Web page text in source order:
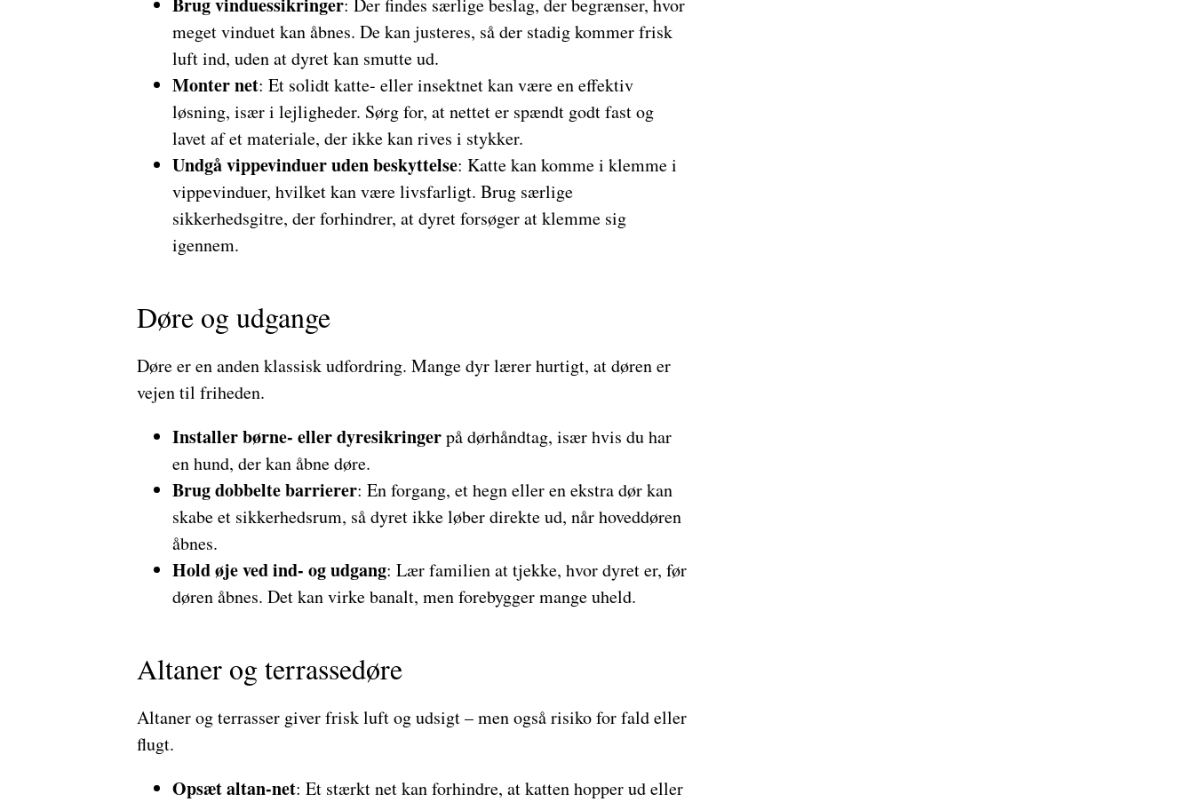
: Der findes særlige beslag, der begrænser, hvor
meget vinduet kan åbnes. De kan justeres, så der stadig kommer frisk
luft ind, uden at dyret kan smutte ud.
Monter net: Et solidt katte- eller insektnet kan være en effektiv
løsning, især i lejligheder. Sørg for, at nettet er spændt godt fast og
lavet af et materiale, der ikke kan rives i stykker.
Undgå vippevinduer uden beskyttelse: Katte kan komme i klemme i
vippevinduer, hvilket kan være livsfarligt. Brug særlige
sikkerhedsgitre, der forhindrer, at dyret forsøger at klemme sig
igennem.
Døre og udgange
Døre er en anden klassisk udfordring. Mange dyr lærer hurtigt, at døren er
vejen til friheden.
Installer børne- eller dyresikringerpå dørhåndtag, især hvis du har
en hund, der kan åbne døre.
Brug dobbelte barrierer: En forgang, et hegn eller en ekstra dør kan
skabe et sikkerhedsrum, så dyret ikke løber direkte ud, når hoveddøren
åbnes.
Hold øje ved ind- og udgang: Lær familien at tjekke, hvor dyret er, før
døren åbnes. Det kan virke banalt, men forebygger mange uheld.
Altaner og terrassedøre
Altaner og terrasser giver frisk luft og udsigt – men også risiko for fald eller
flugt.
Opsæt altan-net: Et stærkt net kan forhindre, at katten hopper ud eller